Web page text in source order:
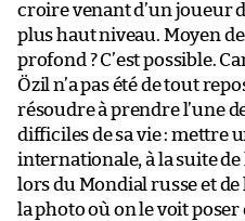
croire venant d’un joueur
plus haut niveau. Moyen
profond ? C’est possible.
Özil n’a pas été de tout
résoudre à prendre l’une
difficiles de sa vie : mettre
internationale, à la suite de
lors du Mondial russe et
la photo où on le voit